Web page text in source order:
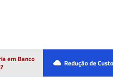
em Banco
Redução de